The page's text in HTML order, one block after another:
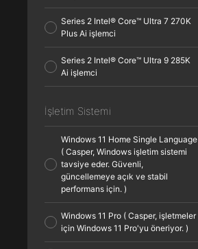
Series 2 Intel® Core™ Ultra 7 270K
Plus Ai işlemci
Series 2 Intel® Core™ Ultra 9 285K
Ai işlemci
İşletim Sistemi
Windows 11 Home Single Language
( Casper, Windows işletim sistemi
tavsiye eder. Güvenli,
güncellemeye açık ve stabil
performans için. )
Windows 11 Pro ( Casper, işletmeler
için Windows 11 Pro'yu öneriyor. )